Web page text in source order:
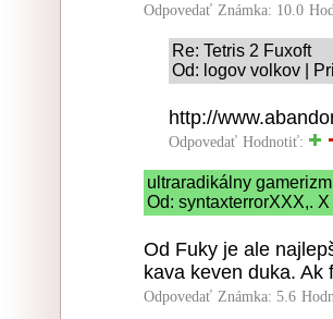
Odpovedať Známka: 10.0
Re: Tetris 2 Fuxoft
Od: logov volkov |
http://
Odpovedať Hodnotiť:
ultraradikálny
Od: syntaxterrorXXX,.
Od Fuky je ale
kava keven duka. Ak
Odpovedať Známka: 5.6